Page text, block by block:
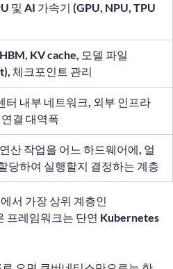
및 AI 가속기 (GPU, NPU, TPU
KV cache, 모델 파일
체크포인트 관리
터 내부 네트워크, 외부 인프라
연결 대역폭
산 작업을 어느 하드웨어에, 얼
당하여 실행할지 결정하는 계층
서 가장 상위 계층인
프레임워크는 단연 Kubernetes